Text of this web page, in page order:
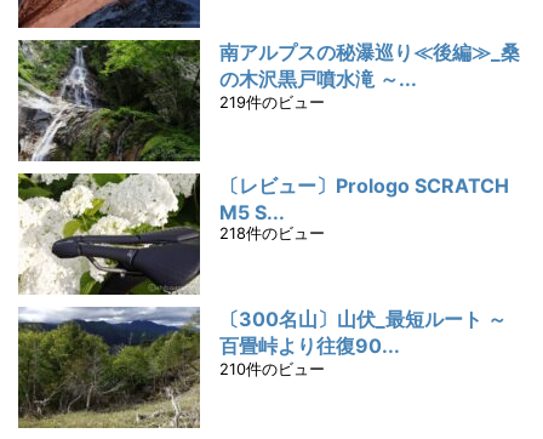
南アルプスの秘瀑巡り≪後編≫_桑
の木沢黒戸噴水滝 ～...
219件のビュー
〔レビュー〕Prologo SCRATCH
M5 S...
218件のビュー
〔300名山〕山伏_最短ルート ～
百畳峠より往復90...
210件のビュー